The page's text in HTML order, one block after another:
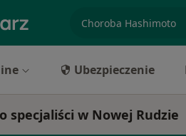
Ubezpieczenie
specjaliści w Nowej Rudzie